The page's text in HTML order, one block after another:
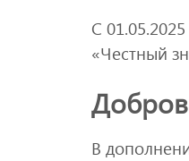
С
«Честный
В